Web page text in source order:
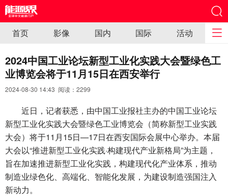
首页 影像 国内 国际 活动
2024中国工业论坛新型工业化实践大会暨绿色工
业博览会将于11月15日在西安举行
2024-08-30 14:43 阅读： 2299
近日，记者获悉，由中国工业报社主办的中国工业论坛
新型工业化实践大会暨绿色工业博览会（简称新型工业实践
大会）将于11月15日—17日在西安国际会展中心举办。本届
大会以“推进新型工业化实践·构建现代产业新格局”为主题，
旨在加速推进新型工业化实践，构建现代化产业体系，推动
制造业绿色化、高端化、智能化发展，为建设制造强国注入
新动力。